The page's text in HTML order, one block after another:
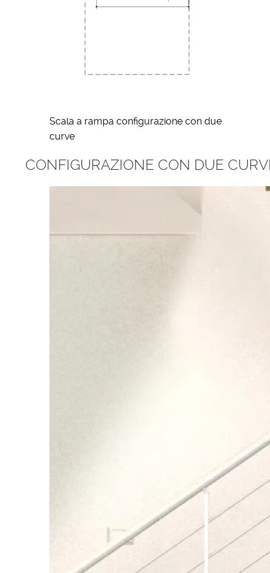
Scala a rampa configurazione con due
curve
CONFIGURAZIONE CON DUE